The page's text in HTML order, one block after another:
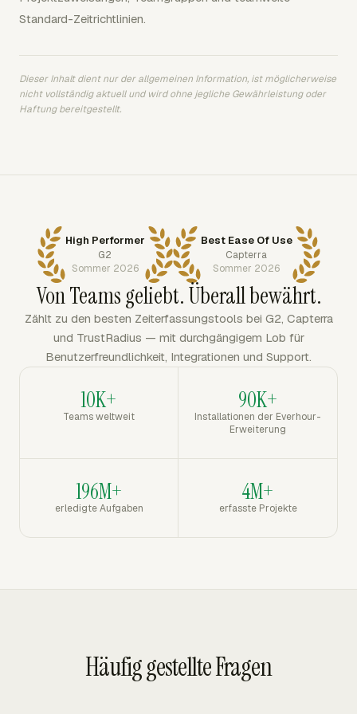
Standard-Zeitrichtlinien.
Dieser Inhalt dient nur der allgemeinen Information, ist möglicherweise
nicht vollständig aktuell und wird ohne jegliche Gewährleistung oder
Haftung bereitgestellt.
High Performer
G2
Sommer 2026
Best Ease Of Use
Capterra
Sommer 2026
Von Teams geliebt. Überall bewährt.
Zählt zu den besten Zeiterfassungstools bei G2, Capterra
und TrustRadius — mit durchgängigem Lob für
Benutzerfreundlichkeit, Integrationen und Support.
10K+
Teams weltweit
90K+
Installationen der Everhour-
Erweiterung
196M+
erledigte Aufgaben
4M+
erfasste Projekte
Häufig gestellte Fragen